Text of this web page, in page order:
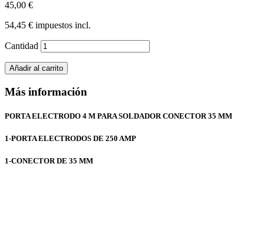
45,00 €
54,45 € impuestos incl.
Cantidad
Añadir al carrito
Más información
PORTA ELECTRODO 4 M PARA SOLDADOR CONECTOR 35 MM
1-PORTA ELECTRODOS DE 250 AMP
1-CONECTOR DE 35 MM